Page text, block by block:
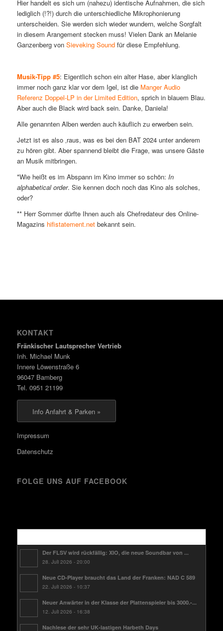
Hier handelt es sich um (nahezu) identische Aufnahmen, die sich
lediglich (!?!) durch die unterschiedliche Mikrophonierung
unterscheiden. Sie werden sich wieder wundern, welche Sorgfalt
in diesem Arangement stecken muss! Vielen Dank an Melanie
Ganzenberg von Sieveking Soundfür diese Empfehlung.
Musik-Tipp #5: Eigentlich schon ein alter Hase, aber klanglich
immer noch ganz klar vor dem Igel, ist die Manger Audio
Referenz Doppel-LP in der Limited Edition, sprich in blauem Blau.
Aber auch die Black wird back sein. Danke, Daniela!
Alle genannten Alben werden auch käuflich zu erwerben sein.
Jetzt ist es also ‚raus, was es bei den BAT 2024 unter anderem
zu hören gibt. Aber spannend bleibt die Frage, was unsere Gäste
an Musik mitbringen.
*Wie heißt es im Abspann im Kino immer so schön: In
alphabetical order. Sie kennen doch noch das Kino als solches,
oder?
** Herr Sommer dürfte Ihnen auch als Chefredateur des Online-
Magazins hifistatement.netbekannt sein.
KONTAKT
Fränkischer Lautsprecher Vertrieb
Inh. Michael Munk
Innere Löwenstraße 6
96047 Bamberg
Tel. 0951 21199
Info Anfahrt & Parken »
Impressum
Datenschutz
FOLGE UNS AUF FACEBOOK
Der FLSV wird rückfällig: XIO, die neue Soundbar von ...
28. Juli 2026 - 20:00
Neue CD-Player braucht das Land der Franken: NAD C 589
22. Juli 2026 - 10:37
Neuer Anwärter in der Klasse der Plattenspieler bis 3000.-...
12. Juli 2026 - 16:38
Nachlese der sehr UK-lastigen Harbeth Days